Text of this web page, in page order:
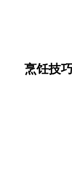
烹饪技